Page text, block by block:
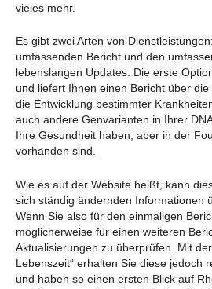
vieles mehr.
Es gibt zwei Arten von
umfassenden Bericht und den
lebenslangen Updates. Die erste
und liefert Ihnen einen Bericht über
die Entwicklung bestimmter
auch andere Genvarianten in Ihrer
Ihre Gesundheit haben, aber in der
vorhanden sind.
Wie es auf der Website heißt, kann
sich ständig ändernden Informationen
Wenn Sie also für den einmaligen
möglicherweise für einen weiteren
Aktualisierungen zu überprüfen. Mit
Lebenszeit“ erhalten Sie diese jedoch
und haben so einen ersten Blick auf